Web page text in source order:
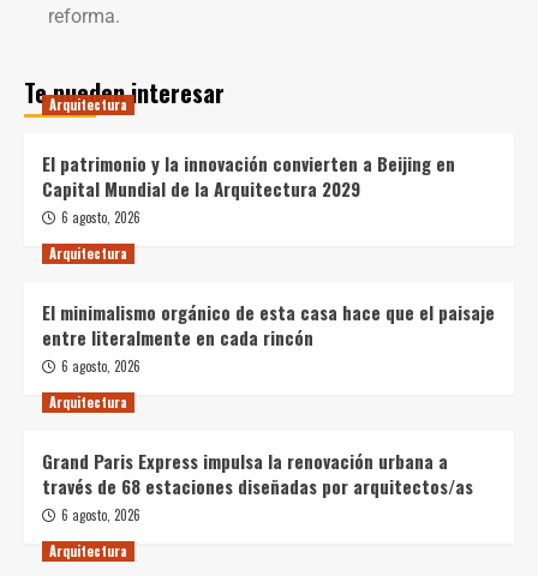
reforma.
Te pueden interesar
Arquitectura
El patrimonio y la innovación convierten a Beijing en
Capital Mundial de la Arquitectura 2029
6 agosto, 2026
Arquitectura
El minimalismo orgánico de esta casa hace que el paisaje
entre literalmente en cada rincón
6 agosto, 2026
Arquitectura
Grand Paris Express impulsa la renovación urbana a
través de 68 estaciones diseñadas por arquitectos/as
6 agosto, 2026
Arquitectura